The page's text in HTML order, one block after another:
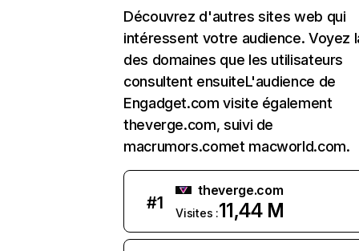
Découvrez d'autres sites web qui
intéressent votre audience. Voyez
des domaines que les utilisateurs
consultent ensuiteL'audience de
Engadget.com visite également
theverge.com, suivi de
macrumors.comet macworld.com.
#1
theverge.com
Visites :11,44 M